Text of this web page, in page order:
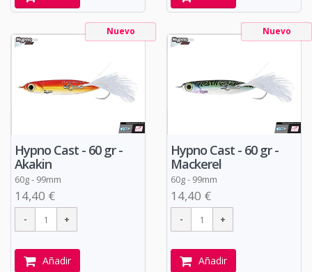
Nuevo
Hypno Cast - 60 gr -
Akakin
60g - 99mm
14,40 €
Añadir
Nuevo
Hypno Cast - 60 gr -
Mackerel
60g - 99mm
14,40 €
Añadir